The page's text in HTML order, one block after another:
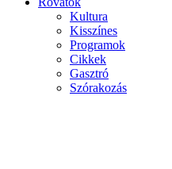
Kultura
Kisszínes
Programok
Cikkek
Gasztró
Szórakozás